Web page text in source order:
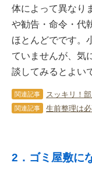
体によって異なり
や勧告・命令・代
ほとんどでです。
ていませんが、気
談してみるとよい
関連記事
関連記事 生前整理は
2．ゴミ屋敷に